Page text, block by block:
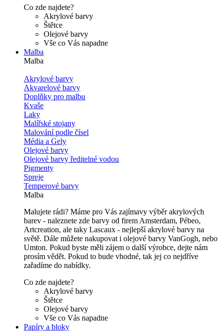
Co zde najdete?
Akrylové barvy
Štětce
Olejové barvy
Vše co Vás napadne
Malba
Malba
Akrylové barvy
Akvarelové barvy
Doplňky pro malbu
Kvaše
Laky
Malířské stojany
Malování podle čísel
Média a Gely
Olejové barvy
Olejové barvy ředitelné vodou
Pigmenty
Spreje
Temperové barvy
Malba
Malujete rádi? Máme pro Vás zajímavy výběr akrylových
barev - naleznete zde barvy od firem Amsterdam, Pébeo,
Artcreation, ale taky Lascaux - nejlepší akrylové barvy na
světě. Dále můžete nakupovat i olejové barvy VanGogh, nebo
Umton. Pokud byste měli zájem o další výrobce, dejte nám
prosím vědět. Pokud to bude vhodné, tak jej co nejdříve
zařadíme do nabídky.
Co zde najdete?
Akrylové barvy
Štětce
Olejové barvy
Vše co Vás napadne
Papíry a bloky